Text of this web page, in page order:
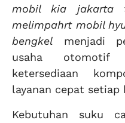
mobil kia jakarta
melimpahrt mobil
bengkel menjadi
usaha otomotif
ketersediaan
layanan cepat setiap
Kebutuhan suku